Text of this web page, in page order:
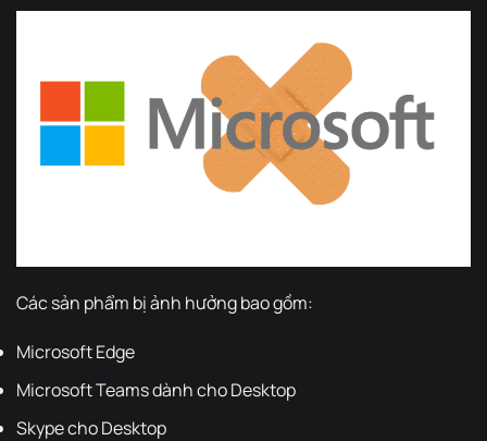
Các sản phẩm bị ảnh hưởng bao gồm:
Microsoft Edge
Microsoft Teams dành cho Desktop
Skype cho Desktop